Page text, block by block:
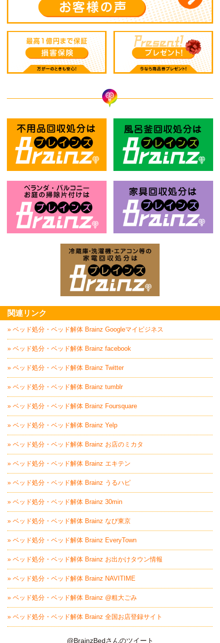
関連リンク
» ベッド処分・ベッド解体 Brainz Googleマイビジネス
» ベッド処分・ベッド解体 Brainz facebook
» ベッド処分・ベッド解体 Brainz Twitter
» ベッド処分・ベッド解体 Brainz tumblr
» ベッド処分・ベッド解体 Brainz Foursquare
» ベッド処分・ベッド解体 Brainz Yelp
» ベッド処分・ベッド解体 Brainz お店のミカタ
» ベッド処分・ベッド解体 Brainz エキテン
» ベッド処分・ベッド解体 Brainz うるハピ
» ベッド処分・ベッド解体 Brainz 30min
» ベッド処分・ベッド解体 Brainz なび東京
» ベッド処分・ベッド解体 Brainz EveryTown
» ベッド処分・ベッド解体 Brainz お出かけタウン情報
» ベッド処分・ベッド解体 Brainz NAVITIME
» ベッド処分・ベッド解体 Brainz @粗大ごみ
» ベッド処分・ベッド解体 Brainz 全国お店登録サイト
@BrainzBedさんのツイート